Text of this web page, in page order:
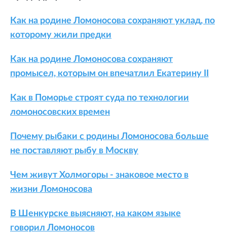
Как на родине Ломоносова сохраняют уклад, по
которому жили предки
Как на родине Ломоносова сохраняют
промысел, которым он впечатлил Екатерину II
Как в Поморье строят суда по технологии
ломоносовских времен
Почему рыбаки с родины Ломоносова больше
не поставляют рыбу в Москву
Чем живут Холмогоры - знаковое место в
жизни Ломоносова
В Шенкурске выясняют, на каком языке
говорил Ломоносов